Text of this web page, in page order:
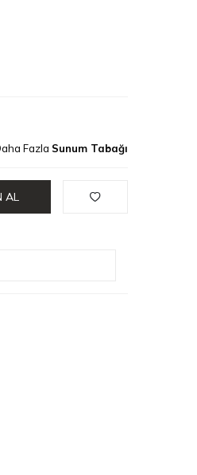
Fazla Sunum Tabağı
AL